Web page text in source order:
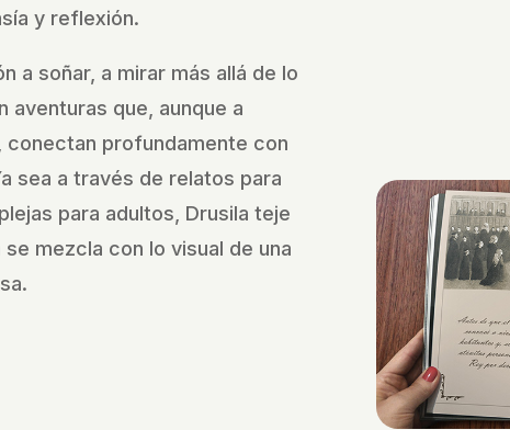
y reflexión.
a soñar, a mirar más allá de lo
aventuras que, aunque a
conectan profundamente con
sea a través de relatos para
para adultos, Drusila teje
mezcla con lo visual de una